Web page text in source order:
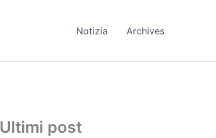
Notizia Archives
Ultimi post